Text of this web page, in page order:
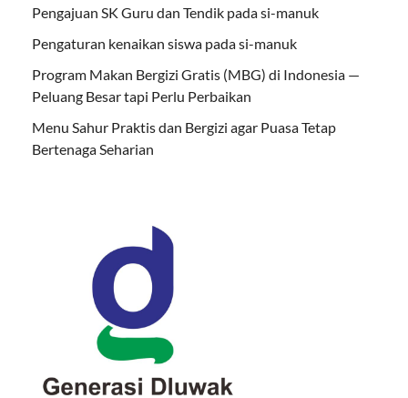
Pengajuan SK Guru dan Tendik pada si-manuk
Pengaturan kenaikan siswa pada si-manuk
Program Makan Bergizi Gratis (MBG) di Indonesia —
Peluang Besar tapi Perlu Perbaikan
Menu Sahur Praktis dan Bergizi agar Puasa Tetap
Bertenaga Seharian